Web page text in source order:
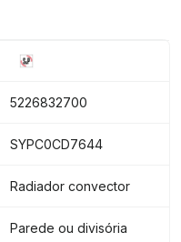
5226832700
SYPC0CD7644
Radiador convector
Parede ou divisória